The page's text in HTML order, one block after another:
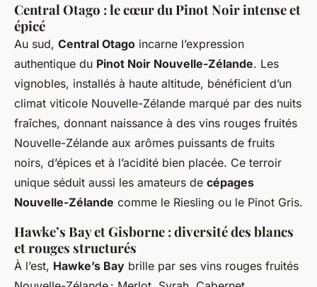
Central Otago : le cœur du Pinot Noir intense et
épicé
Au sud, Central Otago incarne l’expression
authentique du Pinot Noir Nouvelle-Zélande. Les
vignobles, installés à haute altitude, bénéficient d’un
climat viticole Nouvelle-Zélande marqué par des nuits
fraîches, donnant naissance à des vins rouges fruités
Nouvelle-Zélande aux arômes puissants de fruits
noirs, d’épices et à l’acidité bien placée. Ce terroir
unique séduit aussi les amateurs de cépages
Nouvelle-Zélande comme le Riesling ou le Pinot Gris.
Hawke’s Bay et Gisborne : diversité des blancs
et rouges structurés
À l’est, Hawke’s Bay brille par ses vins rouges fruités